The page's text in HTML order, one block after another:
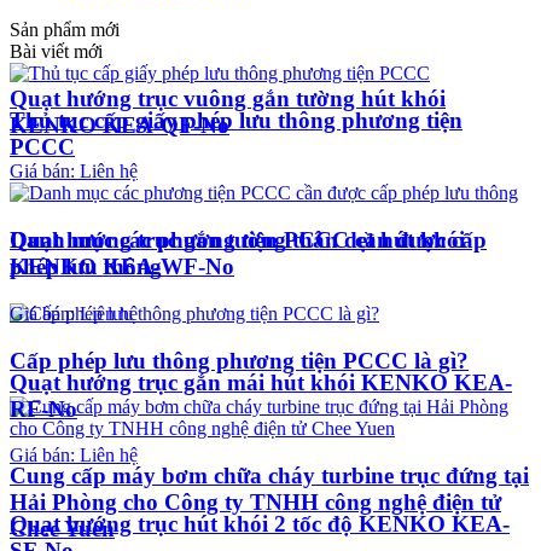
Sản phẩm mới
Quạt hướng trục vuông gắn tường hút khói
KENKO KEA-QF-No
Giá bán: Liên hệ
Quạt hướng trục gắn tường thân dẹt hút khói
KENKO KEA-WF-No
Giá bán: Liên hệ
Quạt hướng trục gắn mái hút khói KENKO KEA-
RF-No
Giá bán: Liên hệ
Quạt hướng trục hút khói 2 tốc độ KENKO KEA-
Bài viết mới
Thủ tục cấp giấy phép lưu thông phương tiện
PCCC
Danh mục các phương tiện PCCC cần được cấp
phép lưu thông
Cấp phép lưu thông phương tiện PCCC là gì?
Cung cấp máy bơm chữa cháy turbine trục đứng tại
Hải Phòng cho Công ty TNHH công nghệ điện tử
Chee Yuen